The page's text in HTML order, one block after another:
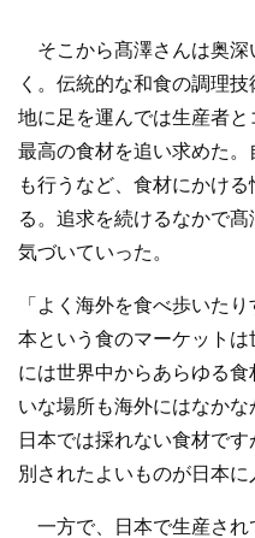
そこから髙澤さんは奥深
く。伝統的な和食の調理
地に足を運んでは生産者と
最高の食材を追い求めた
も行うなど、食材にかけ
る。追求を続けるなかで
気づいていった。
「よく海外を食べ歩いた
本という食のマーケット
には世界中からあらゆる
いな場所も海外にはなか
日本では採れない食材で
別されたよいものが日本に
一方で、日本で生産され